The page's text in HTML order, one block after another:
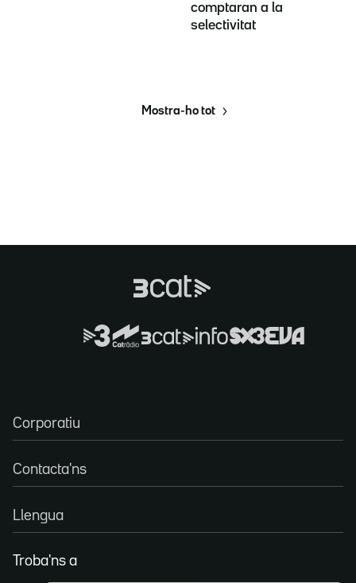
comptaran a la
selectivitat
Mostra-ho tot
Corporatiu
Contacta'ns
Llengua
Troba'ns a